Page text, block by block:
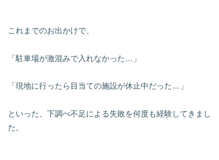
これまでのお出かけで、
「駐車場が激混みで入れなかった…」
「現地に行ったら目当ての施設が休止中だった…」
といった、下調べ不足による失敗を何度も経験してきまし
た。